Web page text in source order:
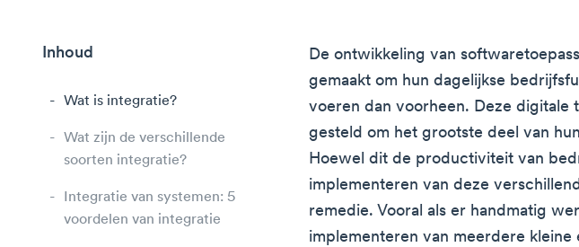
Inhoud
Wat is integratie?
Wat zijn de verschillende
soorten integratie?
Integratie van systemen: 5
voordelen van integratie
De ontwikkeling van
gemaakt om hun dagelijkse
voeren dan voorheen. Deze digitale
gesteld om het grootste deel van
Hoewel dit de productiviteit van
implementeren van deze
remedie. Vooral als er handmatig
implementeren van meerdere